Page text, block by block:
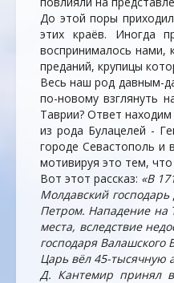
До этой поры
этих краёв. Иногда
воспринималось нами,
преданий, крупицы
Весь наш род давным-
по-новому взглянуть
Таврии? Ответ
из рода Булацелей -
городе Севастополь и
мотивируя это тем,
Вот этот рассказ: «В
Молдавский
Петром. Нападение на
места, вследствие
господаря
Царь вёл 45-тысячную
Д. Кантемир принял